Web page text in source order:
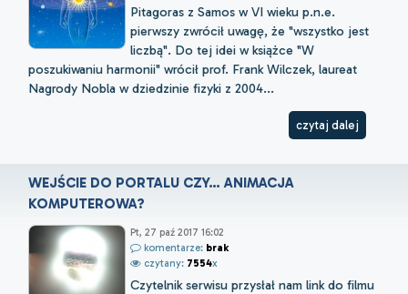
Pitagoras z Samos w VI wieku p.n.e.
pierwszy zwrócił uwagę, że "wszystko jest
liczbą". Do tej idei w książce "W
poszukiwaniu harmonii" wrócił prof. Frank Wilczek, laureat
Nagrody Nobla w dziedzinie fizyki z 2004...
czytaj dalej
WEJŚCIE DO PORTALU CZY… ANIMACJA
KOMPUTEROWA?
Pt, 27 paź 2017 16:02
komentarze: brak
czytany: 7554x
Czytelnik serwisu przysłał nam link do filmu